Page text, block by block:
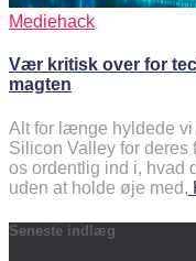
Mediehack
Vær kritisk over for
magten
Alt for længe hyldede
Silicon Valley for deres
os ordentlig ind i, hvad
uden at holde øje med,
Seneste indlæg